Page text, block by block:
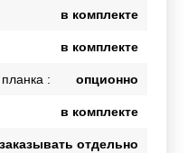
в комплекте
в комплекте
: опционно
в комплекте
заказывать отдельно